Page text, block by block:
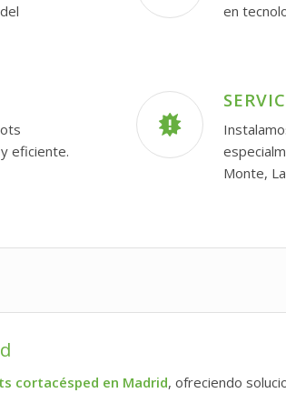
en
eficiente.
Monte,
cortacésped en Madrid, ofreciendo